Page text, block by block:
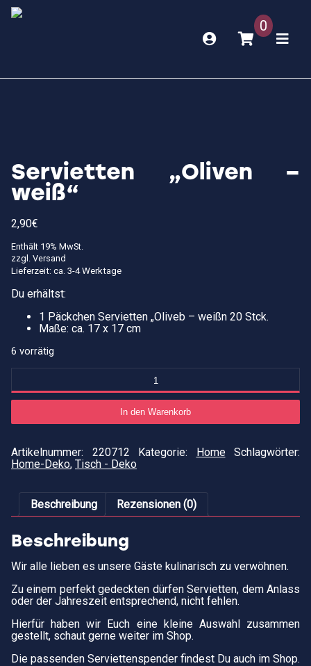
0
Servietten „Oliven –
weiß“
2,90€
Enthält 19% MwSt.
zzgl. Versand
Lieferzeit: ca. 3-4 Werktage
Du erhältst:
1 Päckchen Servietten „Oliveb – weißn 20 Stck.
Maße: ca. 17 x 17 cm
6 vorrätig
-
Menge
In den Warenkorb
Artikelnummer: 220712 Kategorie: Home
Schlagwörter:
Home-Deko, Tisch - Deko
Beschreibung Rezensionen (0)
Beschreibung
Wir alle lieben es unsere Gäste kulinarisch zu verwöhnen.
Zu einem perfekt gedeckten dürfen Servietten, dem Anlass
oder der Jahreszeit entsprechend, nicht fehlen.
Hierfür haben wir Euch eine kleine Auswahl zusammen
gestellt, schaut gerne weiter im Shop.
Die passenden Serviettenspender findest Du auch im Shop.